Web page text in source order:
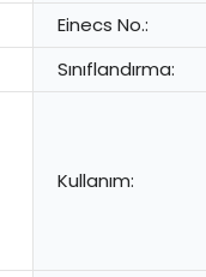
Einecs No.:
Sınıflandırma:
Kullanım: